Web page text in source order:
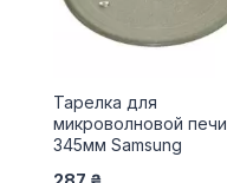
Тарелка для
микроволновой печи
345мм Samsung